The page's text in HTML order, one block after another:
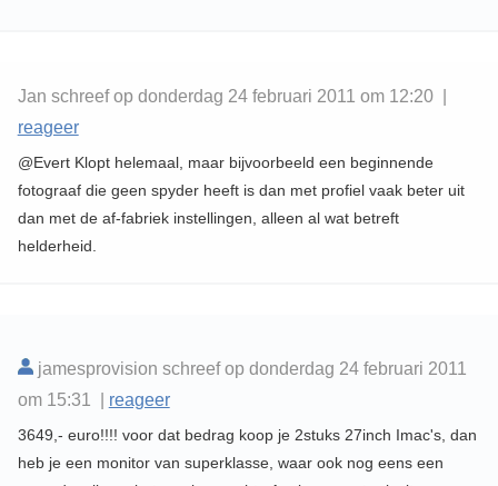
Jan schreef op donderdag 24 februari 2011 om 12:20 |
reageer
@Evert Klopt helemaal, maar bijvoorbeeld een beginnende
fotograaf die geen spyder heeft is dan met profiel vaak beter uit
dan met de af-fabriek instellingen, alleen al wat betreft
helderheid.
jamesprovision schreef op donderdag 24 februari 2011
om 15:31 | reageer
3649,- euro!!!! voor dat bedrag koop je 2stuks 27inch Imac's, dan
heb je een monitor van superklasse, waar ook nog eens een